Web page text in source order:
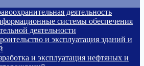
деятельность
системы обеспечения
деятельности
и эксплуатация зданий и
и эксплуатация нефтяных и